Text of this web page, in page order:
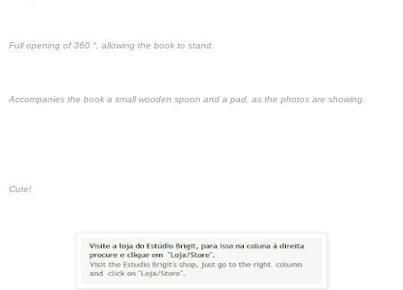
Full opening of 360 °, allowing the book to stand.
Accompanies the book a small wooden spoon and a pad, as the photos are showing.
Cute!